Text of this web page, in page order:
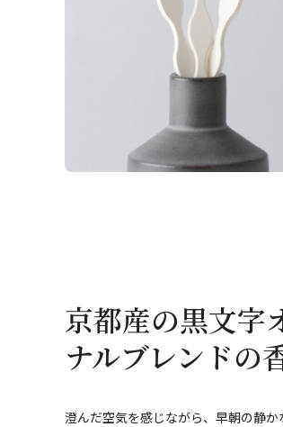
京都産の黒文字
ナルブレンドの
澄んだ空気を感じながら、早朝の静